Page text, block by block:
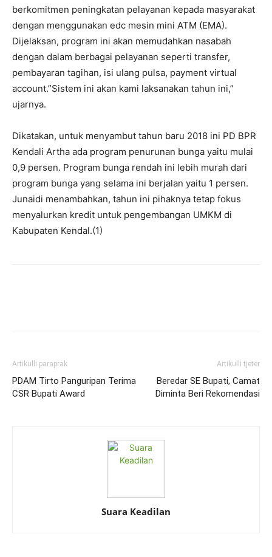
berkomitmen peningkatan pelayanan kepada masyarakat
dengan menggunakan edc mesin mini ATM (EMA).
Dijelaksan, program ini akan memudahkan nasabah
dengan dalam berbagai pelayanan seperti transfer,
pembayaran tagihan, isi ulang pulsa, payment virtual
account.”Sistem ini akan kami laksanakan tahun ini,”
ujarnya.
Dikatakan, untuk menyambut tahun baru 2018 ini PD BPR
Kendali Artha ada program penurunan bunga yaitu mulai
0,9 persen. Program bunga rendah ini lebih murah dari
program bunga yang selama ini berjalan yaitu 1 persen.
Junaidi menambahkan, tahun ini pihaknya tetap fokus
menyalurkan kredit untuk pengembangan UMKM di
Kabupaten Kendal.(1)
Artikulli paraprak
PDAM Tirto Panguripan Terima
CSR Bupati Award
Artikulli tjetër
Beredar SE Bupati, Camat
Diminta Beri Rekomendasi
Suara Keadilan